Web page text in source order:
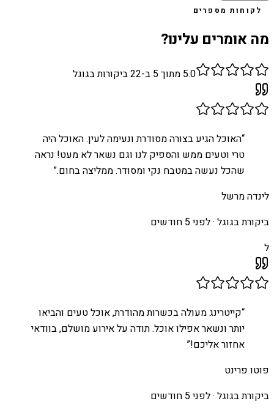
לקוחות מספרים
מה אומרים עלינו?
5.0 מתוך 5 ב- 22ביקורות בגוגל
“האוכל הגיע בצורה מסודרת ונעימה לעין. האוכל היה
טרי וטעים ממש והספיק לנו וגם נשאר לא מעט! נראה
שהכל נעשה במטבח נקי ומסודר. ממליצה בחום.”
לינדה מרשל
ביקורת בגוגל ·לפני 5 חודשים
ל
“קייטרינג מעולה בכשרות מהודרת, אוכל טעים והביאו
יותר ונשאר אפילו אוכל. תודה על אירוע מושלם, בוודאי
אחזור אליכם!”
פוטו פרינט
ביקורת בגוגל ·לפני 5 חודשים